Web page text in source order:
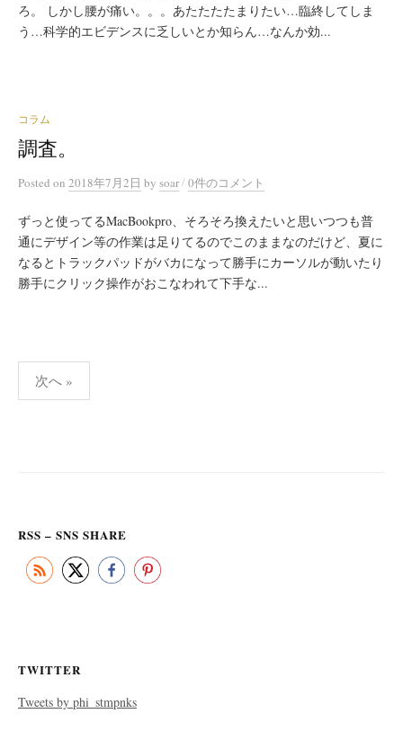
ろ。 しかし腰が痛い。。。あたたたたまりたい…臨終してしま
う…科学的エビデンスに乏しいとか知らん…なんか効...
コラム
調査。
Posted on 2018年7月2日 by soar/0件のコメント
ずっと使ってるMacBookpro、そろそろ換えたいと思いつつも普
通にデザイン等の作業は足りてるのでこのままなのだけど、夏に
なるとトラックパッドがバカになって勝手にカーソルが動いたり
勝手にクリック操作がおこなわれて下手な...
投
稿
送
り
次へ »
RSS – SNS SHARE
TWITTER
Tweets by phi_stmpnks